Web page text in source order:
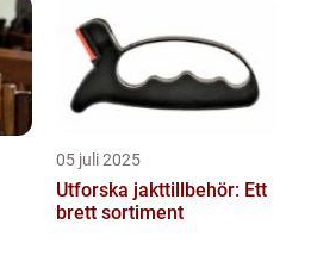
05 juli 2025
Utforska jakttillbehör: Ett
brett sortiment